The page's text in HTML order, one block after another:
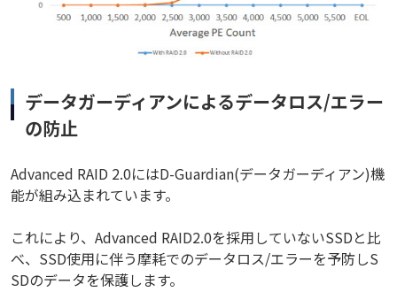
データガーディアンによるデータロス/エラー
の防止
Advanced RAID 2.0にはD-Guardian(データガーディアン)機
能が組み込まれています。
これにより、Advanced RAID2.0を採用していないSSDと比
べ、SSD使用に伴う摩耗でのデータロス/エラーを予防しS
SDのデータを保護します。